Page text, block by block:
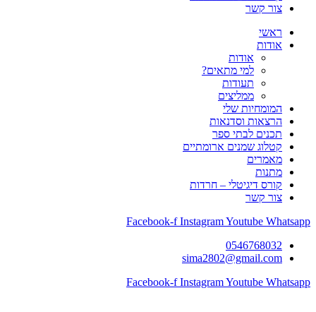
צור קשר
ראשי
אודות
אודות
למי מתאים?
תעודות
ממליצים
המומחיות שלי
הרצאות וסדנאות
תכנים לבתי ספר
קטלוג שמנים ארומתיים
מאמרים
מתנות
קורס דיגיטלי – חרדות
צור קשר
Facebook-f InstagramYoutube Whatsapp
0546768032
sima2802@gmail.com
Facebook-f InstagramYoutube Whatsapp